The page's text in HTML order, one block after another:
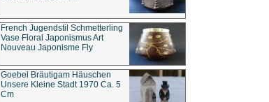
French Jugendstil Schmetterling
Vase Floral Japonismus Art
Nouveau Japonisme Fly
Goebel Bräutigam Häuschen
Unsere Kleine Stadt 1970 Ca. 5
Cm